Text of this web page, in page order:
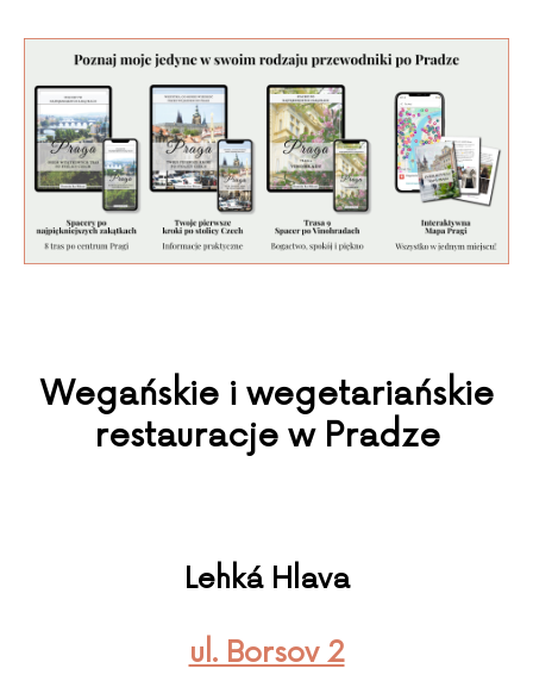
Wegańskie i wegetariańskie
restauracje w Pradze
Lehká Hlava
ul. Borsov 2